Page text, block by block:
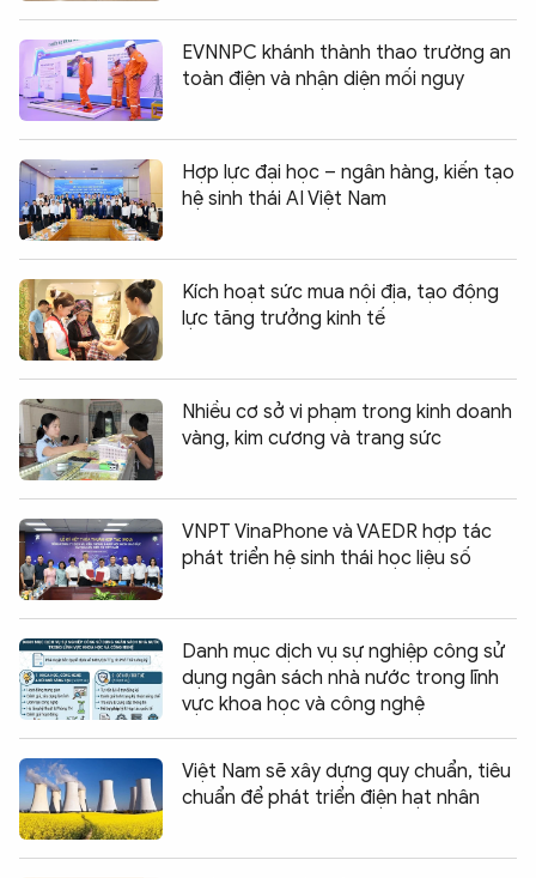
EVNNPC khánh thành thao trường an
toàn điện và nhận diện mối nguy
Hợp lực đại học – ngân hàng, kiến tạo
hệ sinh thái AI Việt Nam
Kích hoạt sức mua nội địa, tạo động
lực tăng trưởng kinh tế
Nhiều cơ sở vi phạm trong kinh doanh
vàng, kim cương và trang sức
VNPT VinaPhone và VAEDR hợp tác
phát triển hệ sinh thái học liệu số
Danh mục dịch vụ sự nghiệp công sử
dụng ngân sách nhà nước trong lĩnh
vực khoa học và công nghệ
Việt Nam sẽ xây dựng quy chuẩn, tiêu
chuẩn để phát triển điện hạt nhân